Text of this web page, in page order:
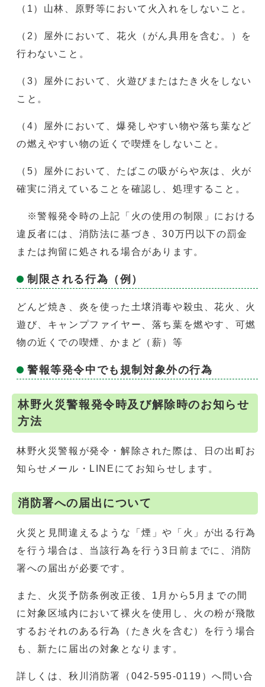
（1）山林、原野等において火入れをしないこと。
（2）屋外において、花火（がん具用を含む。）を
行わないこと。
（3）屋外において、火遊びまたはたき火をしない
こと。
（4）屋外において、爆発しやすい物や落ち葉など
の燃えやすい物の近くで喫煙をしないこと。
（5）屋外において、たばこの吸がらや灰は、火が
確実に消えていることを確認し、処理すること。
※警報発令時の上記「火の使用の制限」における
違反者には、消防法に基づき、30万円以下の罰金
または拘留に処される場合があります。
制限される行為（例）
どんど焼き、炎を使った土壌消毒や殺虫、花火、火
遊び、キャンプファイヤー、落ち葉を燃やす、可燃
物の近くでの喫煙、かまど（薪）等
警報等発令中でも規制対象外の行為
林野火災警報発令時及び解除時のお知らせ
方法
林野火災警報が発令・解除された際は、日の出町お
知らせメール・LINEにてお知らせします。
消防署への届出について
火災と見間違えるような「煙」や「火」が出る行為
を行う場合は、当該行為を行う3日前までに、消防
署への届出が必要です。
また、火災予防条例改正後、1月から5月までの間
に対象区域内において裸火を使用し、火の粉が飛散
するおそれのある行為（たき火を含む）を行う場合
も、新たに届出の対象となります。
詳しくは、秋川消防署（042-595-0119）へ問い合